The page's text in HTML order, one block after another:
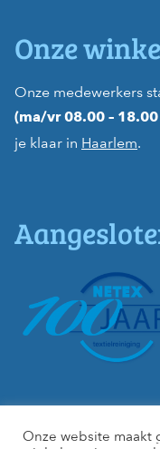
Onze
Onze medewerkers
(ma/vr 08.00 –
je klaar in Haarlem.
Onze website maakt